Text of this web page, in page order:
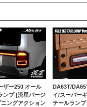
ザー250 オール
ンプ [流星バージ
ングアクション
DA63T/
イ/スーパー
テールランプ